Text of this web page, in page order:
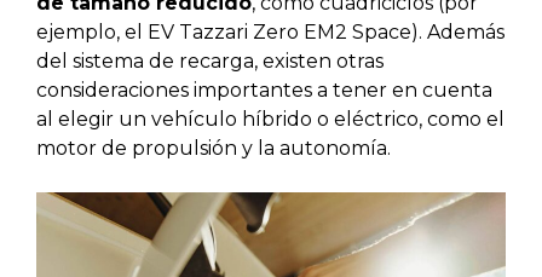
ejemplo, el EV Tazzari Zero EM2 Space). Además
del sistema de recarga, existen otras
consideraciones importantes a tener en cuenta
al elegir un vehículo híbrido o eléctrico, como el
motor de propulsión y la autonomía.